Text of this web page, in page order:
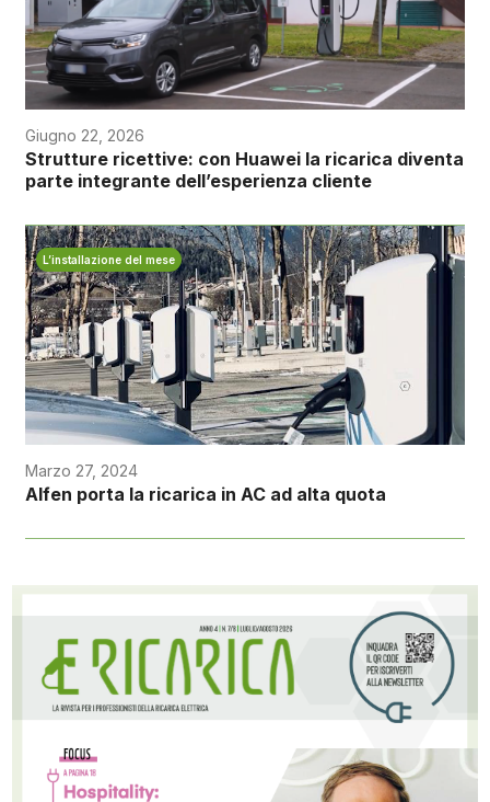
Giugno 22, 2026
Strutture ricettive: con Huawei la ricarica diventa
parte integrante dell’esperienza cliente
L’installazione del mese
Marzo 27, 2024
Alfen porta la ricarica in AC ad alta quota